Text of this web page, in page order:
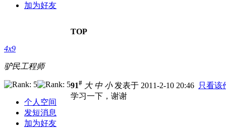
加为好友
TOP
4x9
驴民工程师
个人空间
发短消息
加为好友
91# 大 中 小发表于 2011-2-10 20:46 只看该
学习一下，谢谢